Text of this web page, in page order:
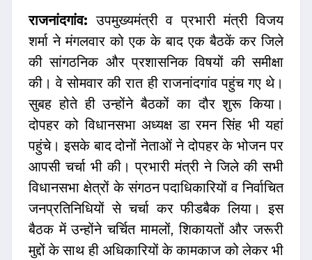
राजनांदगांव:उपमुख्यमंत्री व प्रभारी मंत्री विजय
शर्मा ने मंगलवार को एक के बाद एक बैठकें कर जिले
की सांगठनिक और प्रशासनिक विषयों की समीक्षा
की। वे सोमवार की रात ही राजनांदगांव पहुंच गए थे।
सुबह होते ही उन्होंने बैठकों का दौर शुरू किया।
दोपहर को विधानसभा अध्यक्ष डा रमन सिंह भी यहां
पहुंचे। इसके बाद दोनों नेताओं ने दोपहर के भोजन पर
आपसी चर्चा भी की। प्रभारी मंत्री ने जिले की सभी
विधानसभा क्षेत्रों के संगठन पदाधिकारियों व निर्वाचित
जनप्रतिनिधियों से चर्चा कर फीडबैक लिया। इस
बैठक में उन्होंने चर्चित मामलों, शिकायतों और जरूरी
मुद्दों के साथ ही अधिकारियों के कामकाज को लेकर भी